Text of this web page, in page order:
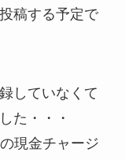
稿する予定で
していなくて
た・・・
現金チャージ